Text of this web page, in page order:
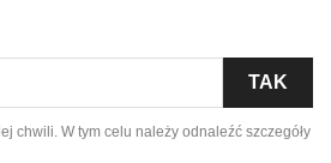
chwili. W tym celu należy odnaleźć szczegóły